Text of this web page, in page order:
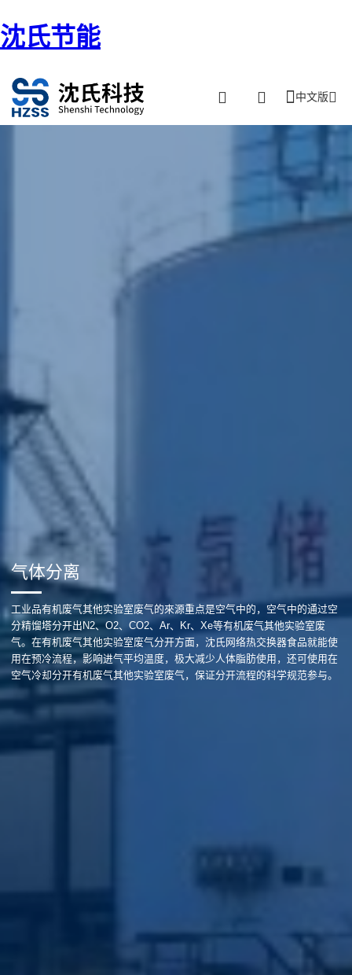
沈氏节能
中文版
气体分离
工业品有机废气其他实验室废气的來源重点是空气中的，空气中的通过空
分精馏塔分开出N2、O2、CO2、Ar、Kr、Xe等有机废气其他实验室废
气。在有机废气其他实验室废气分开方面，沈氏网络热交换器食品就能使
用在预冷流程，影响进气平均温度，极大减少人体脂肪使用，还可使用在
空气冷却分开有机废气其他实验室废气，保证分开流程的科学规范参与。